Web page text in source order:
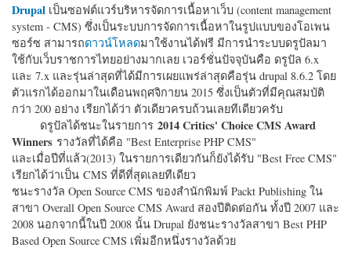
Drupal เป็นซอฟต์แวร์บริหารจัดการเนื้อหาเว็บ (content management
system - CMS) ซึ่งเป็นระบบการจัดการเนื้อหาในรูปแบบของโอเพน
ซอร์ซ สามารถดาวน์โหลดมาใช้งานได้ฟรี มีการนำระบบดรูปัลมา
ใช้กับเว็บราชการไทยอย่างมากเลย เวอร์ชั่นปัจจุบันคือ ดรูปัล 6.x
และ 7.x และรุ่นล่าสุดที่ได้มีการเผยแพร่ล่าสุดคือรุ่น drupal 8.6.2 โดย
ตัวแรกได้ออกมาในเดือนพฤศจิกายน 2015 ซึ่งเป็นตัวที่มีคุณสมบัติ
กว่า 200 อย่าง เรียกได้ว่า ตัวเดียวครบถ้วนเลยทีเดียวครับ
ดรูปัลได้ชนะในรายการ 2014 Critics' Choice CMS Award
Winners รางวัลที่ได้คือ "Best Enterprise PHP CMS"
และเมื่อปีที่แล้ว(2013) ในรายการเดียวกันก็ยังได้รับ "Best Free CMS"
เรียกได้ว่าเป็น CMS ที่ดีที่สุดเลยทีเดียว
ชนะรางวัล Open Source CMS ของสำนักพิมพ์ Packt Publishing ใน
สาขา Overall Open Source CMS Award สองปีติดต่อกัน ทั้งปี 2007 และ
2008 นอกจากนี้ในปี 2008 นั้น Drupal ยังชนะรางวัลสาขา Best PHP
Based Open Source CMS เพิ่มอีกหนึ่งรางวัลด้วย